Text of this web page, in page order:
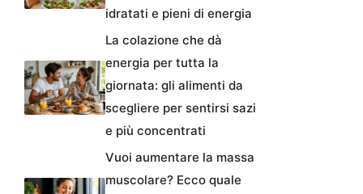
idratati e pieni di energia
La colazione che dà
energia per tutta la
giornata: gli alimenti da
scegliere per sentirsi sazi
e più concentrati
Vuoi aumentare la massa
muscolare? Ecco quale